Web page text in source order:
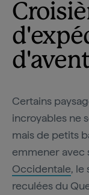
Certains
incroyables ne
mais de petits
emmener avec
Occidentale, le
reculées du